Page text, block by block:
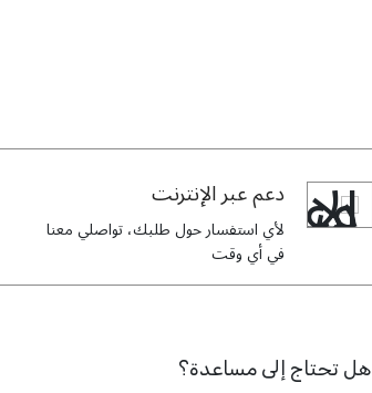
دعم عبر الإنترنت
لأي استفسار حول طلبك، تواصلي معنا
في أي وقت
هل تحتاج إلى مساعدة؟